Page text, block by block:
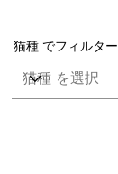
猫種 でフィルター